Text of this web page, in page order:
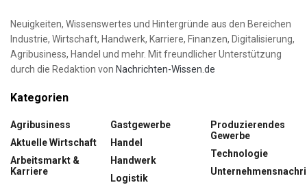
Neuigkeiten, Wissenswertes und Hintergründe aus den Bereichen
Industrie, Wirtschaft, Handwerk, Karriere, Finanzen, Digitalisierung,
Agribusiness, Handel und mehr. Mit freundlicher Unterstützung
durch die Redaktion von Nachrichten-Wissen.de
Kategorien
Agribusiness
Aktuelle Wirtschaft
Arbeitsmarkt &
Karriere
Gastgewerbe
Handel
Handwerk
Logistik
Produzierendes
Gewerbe
Technologie